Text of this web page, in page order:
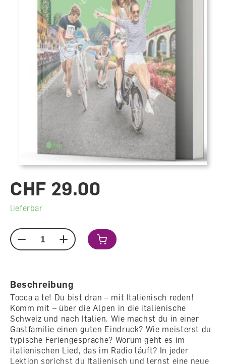
CHF 29.00
lieferbar
Menge
Beschreibung
Tocca a te! Du bist dran – mit Italienisch reden!
Komm mit – über die Alpen in die italienische
Schweiz und nach Italien. Wie machst du in einer
Gastfamilie einen guten Eindruck? Wie meisterst du
typische Feriengespräche? Worum geht es im
italienischen Lied, das im Radio läuft? In jeder
Lektion sprichst du Italienisch und lernst eine neue